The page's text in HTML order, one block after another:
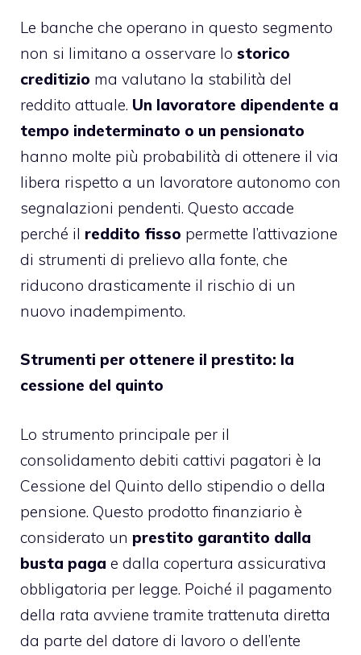
Le banche che operano in questo segmento
non si limitano a osservare lo storico
creditizio ma valutano la stabilità del
reddito attuale. Un lavoratore dipendente a
tempo indeterminato o un pensionato
hanno molte più probabilità di ottenere il via
libera rispetto a un lavoratore autonomo con
segnalazioni pendenti. Questo accade
perché il reddito fisso permette l’attivazione
di strumenti di prelievo alla fonte, che
riducono drasticamente il rischio di un
nuovo inadempimento.
Strumenti per ottenere il prestito: la
cessione del quinto
Lo strumento principale per il
consolidamento debiti cattivi pagatori è la
Cessione del Quinto dello stipendio o della
pensione. Questo prodotto finanziario è
considerato un prestito garantito dalla
busta paga e dalla copertura assicurativa
obbligatoria per legge. Poiché il pagamento
della rata avviene tramite trattenuta diretta
da parte del datore di lavoro o dell’ente